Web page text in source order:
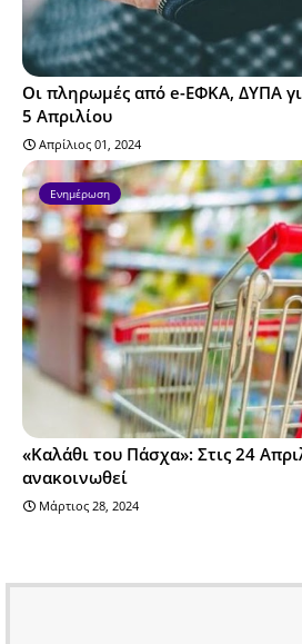
Οι πληρωμές από e-ΕΦΚΑ, ΔΥΠΑ
5 Απριλίου
Απρίλιος 01, 2024
Ενημέρωση
«Καλάθι του Πάσχα»: Στις 24
ανακοινωθεί
Μάρτιος 28, 2024